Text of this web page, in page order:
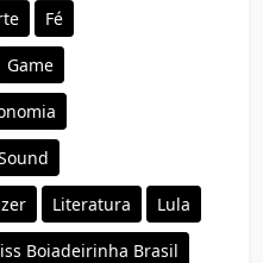
Fé
Game
Literatura Lula
Boiadeirinha Brasil